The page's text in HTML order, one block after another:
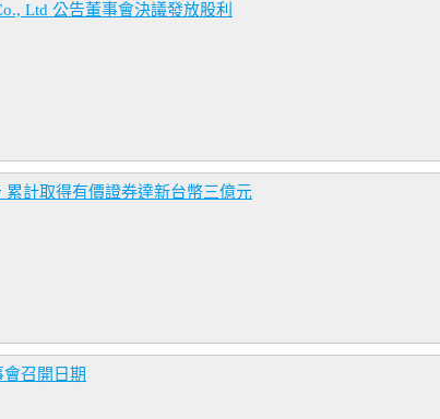
Ltd 公告董事會決議發放股利
計取得有價證券達新台幣三億元
召開日期